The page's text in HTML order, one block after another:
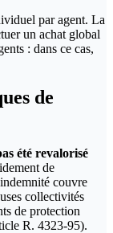
par agent. La
un achat global
: dans ce cas,
de
été revalorisé
de
couvre
collectivités
de protection
R. 4323-95).